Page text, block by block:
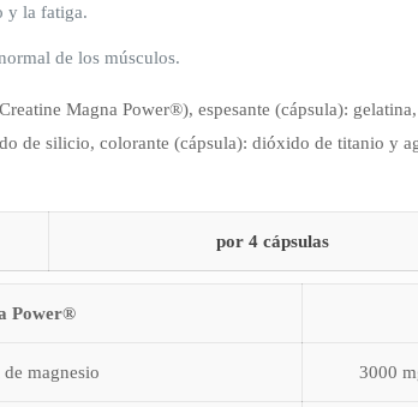
y la fatiga.
de los músculos.
Magna Power®), espesante (cápsula): gelatina,
de silicio, colorante (cápsula): dióxido de titanio y
por 4 cápsulas
Power®
magnesio 3000